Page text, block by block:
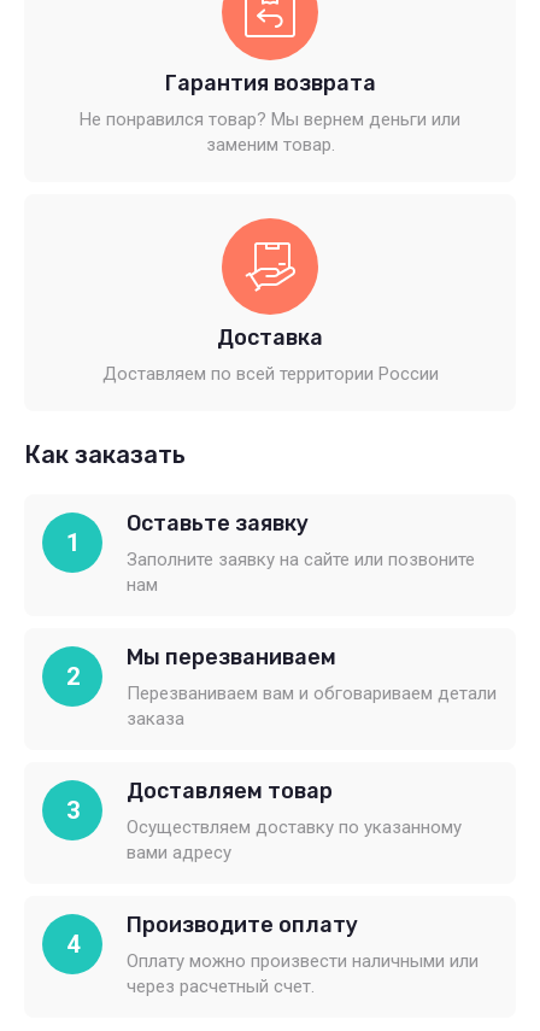
Гарантия возврата
Не понравился товар? Мы вернем деньги или
заменим товар.
Доставка
Доставляем по всей территории России
Как заказать
1
Оставьте заявку
Заполните заявку на сайте или позвоните
нам
2
Мы перезваниваем
Перезваниваем вам и обговариваем детали
заказа
3
Доставляем товар
Осуществляем доставку по указанному
вами адресу
4
Производите оплату
Оплату можно произвести наличными или
через расчетный счет.